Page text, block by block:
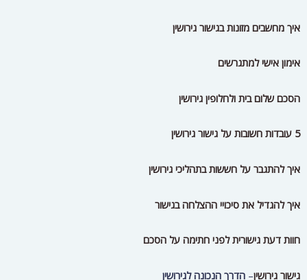
איך מחשבים מזונות בגישור גירושין
אימון אישי למתגרשים
הסכם שלום בית ולחלופין גירושין
5 עובדות חשובות על גישור גירושין
איך להתגבר על חששות בתהליכי גירושין
איך להגדיל את סיכויי ההצלחה בגישור
חוות דעת גישורית לפני חתימה על הסכם
גישור גירושין– הדרך הנכונה לגירושין